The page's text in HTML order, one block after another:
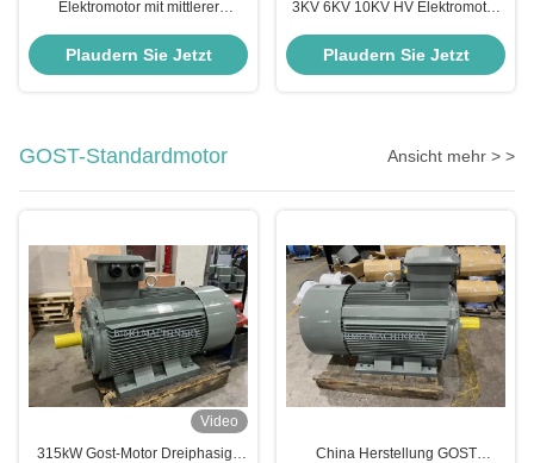
Elektromotor mit mittlerer
500rpm YRKK560 Schiebering
Plaudern Sie Jetzt
3KV 6KV 10KV HV Elektromotor
Induktionsmotor
Plaudern Sie Jetzt
GOST-Standardmotor Ansicht mehr > >
Video
315kW Gost-Motor Dreiphasige
China Herstellung GOST